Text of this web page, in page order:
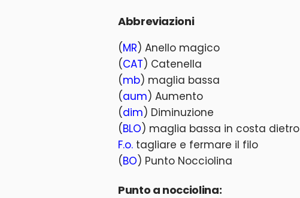
Abbreviazioni
(MR) Anello magico
(CAT) Catenella
(mb) maglia bassa
(aum) Aumento
(dim) Diminuzione
(BLO) maglia bassa in costa dietro
F.o. tagliare e fermare il filo
(BO) Punto Nocciolina
Punto a nocciolina: